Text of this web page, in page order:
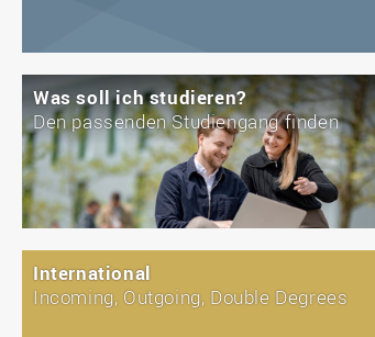
Was soll ich studieren?
Den passenden Studiengang finden
International
Incoming, Outgoing, Double Degrees